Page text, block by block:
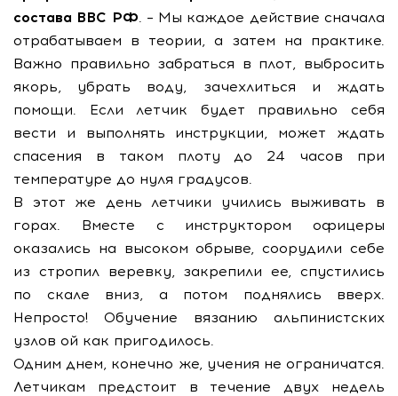
состава ВВС РФ. – Мы каждое действие сначала
отрабатываем в теории, а затем на практике.
Важно правильно забраться в плот, выбросить
якорь, убрать воду, зачехлиться и ждать
помощи. Если летчик будет правильно себя
вести и выполнять инструкции, может ждать
спасения в таком плоту до 24 часов при
температуре до нуля градусов.
В этот же день летчики учились выживать в
горах. Вместе с инструктором офицеры
оказались на высоком обрыве, соорудили себе
из стропил веревку, закрепили ее, спустились
по скале вниз, а потом поднялись вверх.
Непросто! Обучение вязанию альпинистских
узлов ой как пригодилось.
Одним днем, конечно же, учения не ограничатся.
Летчикам предстоит в течение двух недель